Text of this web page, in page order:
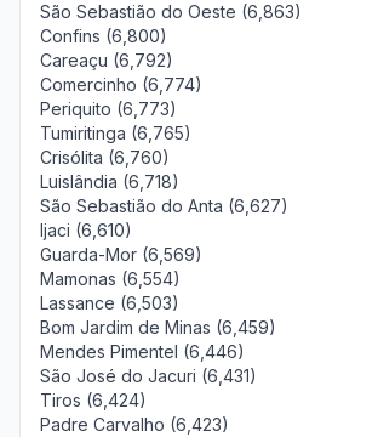
São Sebastião do Oeste (6,863)
Confins (6,800)
Careaçu (6,792)
Comercinho (6,774)
Periquito (6,773)
Tumiritinga (6,765)
Crisólita (6,760)
Luislândia (6,718)
São Sebastião do Anta (6,627)
Ijaci (6,610)
Guarda-Mor (6,569)
Mamonas (6,554)
Lassance (6,503)
Bom Jardim de Minas (6,459)
Mendes Pimentel (6,446)
São José do Jacuri (6,431)
Tiros (6,424)
Padre Carvalho (6,423)